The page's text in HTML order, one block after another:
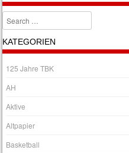
Search
KATEGORIEN
125 Jahre TBK
AH
Aktive
Altpapier
Basketball